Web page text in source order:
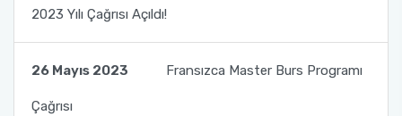
2023 Yılı Çağrısı Açıldı!
26 Mayıs 2023 Fransızca Master Burs Programı
Çağrısı
AÜ KVK Metni
Videosu
YÖK Mevlana Değişim Programı Tanıtım Filmi
Mevlana Değişim Programı Duyuruları